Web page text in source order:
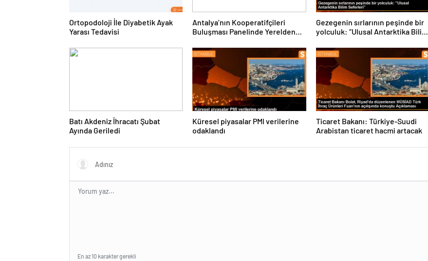
Ortopodoloji İle Diyabetik Ayak
Yarası Tedavisi
Antalya’nın Kooperatifçileri
Buluşması Panelinde Yerelden
Gerekenler Tartışıldı
Gezegenin sırlarının peşinde bir
yolculuk: “Ulusal Antarktika Bilim
Batı Akdeniz İhracatı Şubat
Ayında Geriledi
Küresel piyasalar PMI verilerine
odaklandı
Ticaret Bakanı: Türkiye-Suudi
Arabistan ticaret hacmi artacak
En az 10 karakter gerekli